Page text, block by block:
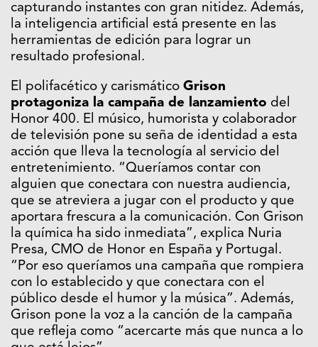
capturando instantes con gran nitidez. Además,
la inteligencia artificial está presente en las
herramientas de edición para lograr un
resultado profesional.
El polifacético y carismático Grison
protagoniza la campaña de lanzamiento del
Honor 400. El músico, humorista y colaborador
de televisión pone su seña de identidad a esta
acción que lleva la tecnología al servicio del
entretenimiento. “Queríamos contar con
alguien que conectara con nuestra audiencia,
que se atreviera a jugar con el producto y que
aportara frescura a la comunicación. Con Grison
la química ha sido inmediata”, explica Nuria
Presa, CMO de Honor en España y Portugal.
“Por eso queríamos una campaña que rompiera
con lo establecido y que conectara con el
público desde el humor y la música”. Además,
Grison pone la voz a la canción de la campaña
que refleja como “acercarte más que nunca a lo